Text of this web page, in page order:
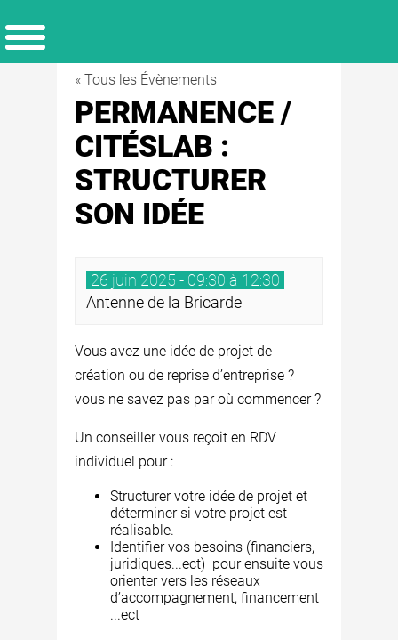
« Tous les Évènements
PERMANENCE /
CITÉSLAB :
STRUCTURER
SON IDÉE
26 juin 2025 - 09:30 à 12:30
Antenne de la Bricarde
Vous avez une idée de projet de
création ou de reprise d’entreprise ?
vous ne savez pas par où commencer ?
Un conseiller vous reçoit en RDV
individuel pour :
Structurer votre idée de projet et
déterminer si votre projet est
réalisable.
Identifier vos besoins (financiers,
juridiques...ect) pour ensuite vous
orienter vers les réseaux
d’accompagnement, financement
...ect